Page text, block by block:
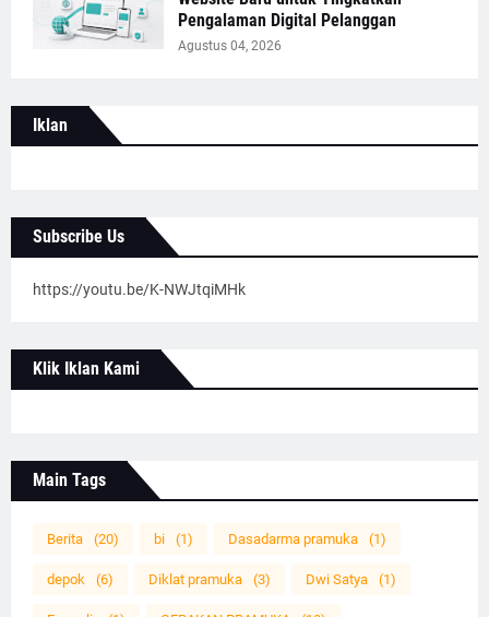
Pengalaman Digital Pelanggan
Agustus 04, 2026
Iklan
Subscribe Us
https://youtu.be/K-NWJtqiMHk
Klik Iklan Kami
Main Tags
Berita (20) bi (1) Dasadarma pramuka (1)
depok (6) Diklat pramuka (3) Dwi Satya (1)